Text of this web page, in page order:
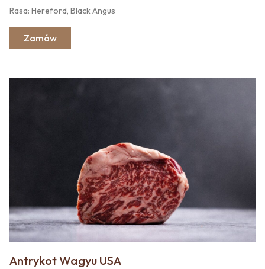
Rasa: Hereford, Black Angus
Zamów
Antrykot Wagyu USA